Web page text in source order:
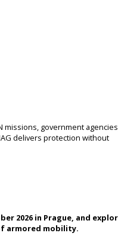
missions, government
delivers protection without
2026 in Prague, and
armored mobility.